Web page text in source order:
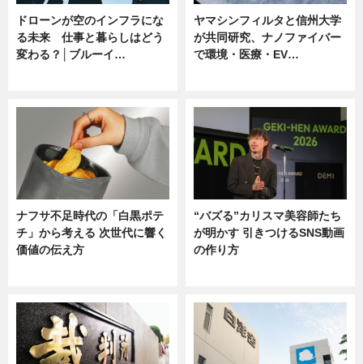
ドローンが空のインフラにな
る未来 仕事と暮らしはどう
変わる？│ブルーイ…
ヤマシンフィルタと信州大学
が共同研究、ナノファイバー
で環境・医療・EV…
ナフサ不足時代の「白黒ポテ
チ」から考える 次世代に響く
価値の伝え方
“バズる”カリスマ美容師たち
が明かす 引きつけるSNS動画
の作り方